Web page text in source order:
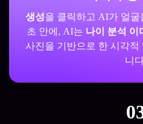
생성을 클릭하고 AI가 얼굴
초 안에, AI는 나이 분석 이
사진을 기반으로 한 시각
니